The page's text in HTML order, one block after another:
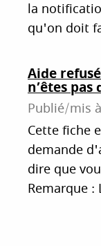
la
qu'on doit
Aide
n’êtes pas
Publié/mis
Cette fiche
demande
dire que
Remarque :